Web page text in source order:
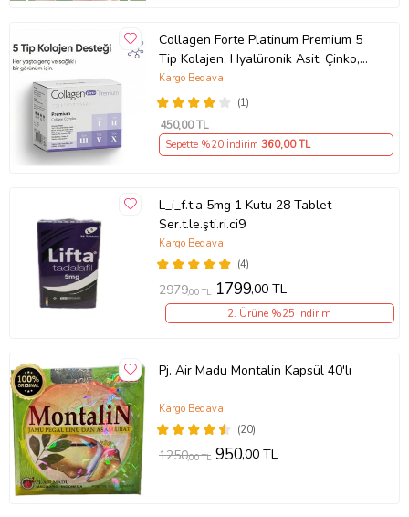
Collagen Forte Platinum Premium 5
Tip Kolajen, Hyalüronik Asit, Çinko,
Selenyum & Vitamin C, 90 Tablet
(1)
Kargo Bedava
450,00 TL
Sepette %20 İndirim 360,00 TL
L_i_f.t.a 5mg 1 Kutu 28 Tablet
Ser.t.le.şti.ri.ci9
(4)
Kargo Bedava
2979,00 TL 1799,00 TL
2. Ürüne %25 İndirim
Pj. Air Madu Montalin Kapsül 40'lı
(20)
Kargo Bedava
1250,00 TL 950,00 TL